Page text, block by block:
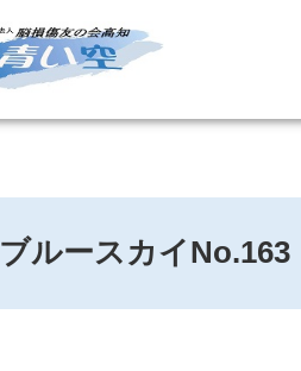
ブルースカイNo.163